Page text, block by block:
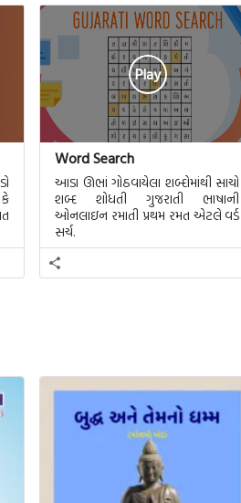
Play
Word Search
આડા ઊભાં ગોઠવાયેલા શબ્દોમાંથી સાચો
શબ્દ શોધતી ગુજરાતી ભાષાની
ઓનલાઇન રમાતી પ્રથમ રમત એટલે વર્ડ
સર્ચ.